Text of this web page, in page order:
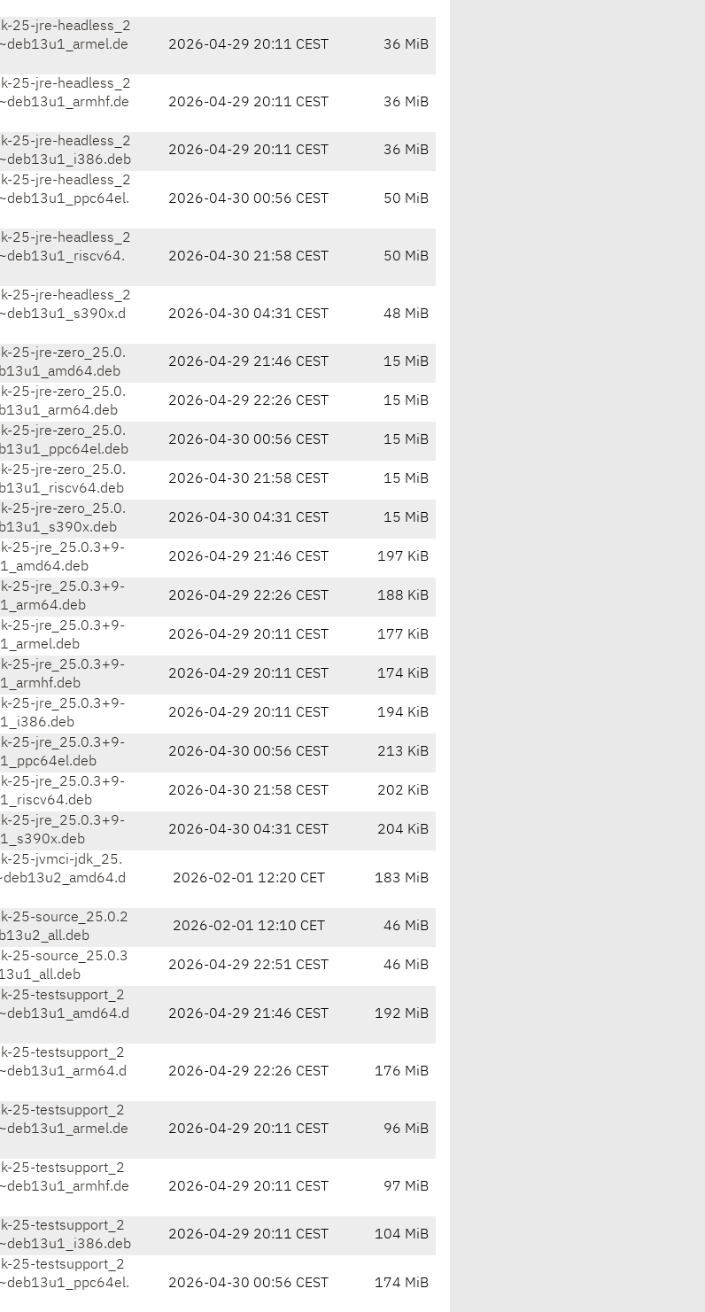
25-jre-headless_2
2026-04-29 20:11 CEST 36 MiB
25-jre-headless_2
2026-04-29 20:11 CEST 36 MiB
25-jre-headless_2
2026-04-29 20:11 CEST 36 MiB
25-jre-headless_2
2026-04-30 00:56 CEST 50 MiB
25-jre-headless_2
2026-04-30 21:58 CEST 50 MiB
25-jre-headless_2
2026-04-30 04:31 CEST 48 MiB
25-jre-zero_25.0.
2026-04-29 21:46 CEST 15 MiB
25-jre-zero_25.0.
2026-04-29 22:26 CEST 15 MiB
25-jre-zero_25.0.
2026-04-30 00:56 CEST 15 MiB
25-jre-zero_25.0.
2026-04-30 21:58 CEST 15 MiB
25-jre-zero_25.0.
2026-04-30 04:31 CEST 15 MiB
25-jre_25.0.3+9-
2026-04-29 21:46 CEST 197 KiB
25-jre_25.0.3+9-
2026-04-29 22:26 CEST 188 KiB
25-jre_25.0.3+9-
2026-04-29 20:11 CEST 177 KiB
25-jre_25.0.3+9-
2026-04-29 20:11 CEST 174 KiB
25-jre_25.0.3+9-
2026-04-29 20:11 CEST 194 KiB
25-jre_25.0.3+9-
2026-04-30 00:56 CEST 213 KiB
25-jre_25.0.3+9-
2026-04-30 21:58 CEST 202 KiB
25-jre_25.0.3+9-
2026-04-30 04:31 CEST 204 KiB
25-jvmci-jdk_25.
2026-02-01 12:20 CET 183 MiB
25-source_25.0.2
2026-02-01 12:10 CET 46 MiB
25-source_25.0.3
2026-04-29 22:51 CEST 46 MiB
25-testsupport_2
2026-04-29 21:46 CEST 192 MiB
25-testsupport_2
2026-04-29 22:26 CEST 176 MiB
25-testsupport_2
2026-04-29 20:11 CEST 96 MiB
25-testsupport_2
2026-04-29 20:11 CEST 97 MiB
25-testsupport_2
2026-04-29 20:11 CEST 104 MiB
25-testsupport_2
2026-04-30 00:56 CEST 174 MiB